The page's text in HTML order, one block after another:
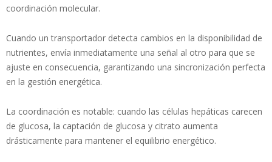
coordinación molecular.
Cuando un transportador detecta cambios en la disponibilidad de
nutrientes, envía inmediatamente una señal al otro para que se
ajuste en consecuencia, garantizando una sincronización perfecta
en la gestión energética.
La coordinación es notable: cuando las células hepáticas carecen
de glucosa, la captación de glucosa y citrato aumenta
drásticamente para mantener el equilibrio energético.